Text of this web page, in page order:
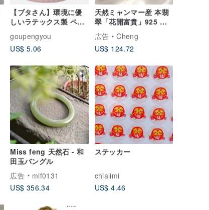
【ブタさん】環境に優
しいラテックス製 ペッ
／歯固め・噛み応え抜
群
goupengyou
US$ 5.06
天然ミャンマー産 本翡
翠「花開富貴」925 純
銀リング、アイスジェ
イド アップルグリーン
指輪
広告
Cheng
US$ 124.72
Miss feng 天然石 - 和
田玉バングル
広告
mif0131
US$ 356.34
ステッカー
chialimi
US$ 4.46